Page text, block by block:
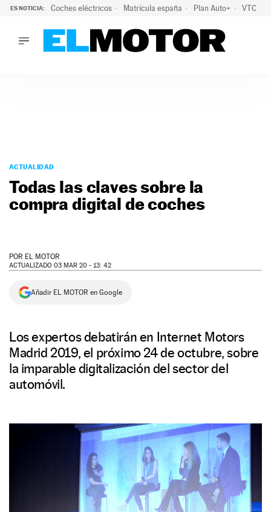
ES NOTICIA: Coches eléctricos Matrícula españa Plan Auto+ VTC
PODCAST
MOTOS
TECNOLOGÍA
SUPERCOCHES
SERVICIOS
NEWSLETTER
ACTUALIDAD
Todas las claves sobre la
compra digital de coches
POR EL MOTOR
ACTUALIZADO 03 MAR 20 - 13: 42
Añadir EL MOTOR en Google
Los expertos debatirán en Internet Motors
Madrid 2019, el próximo 24 de octubre, sobre
la imparable digitalización del sector del
automóvil.